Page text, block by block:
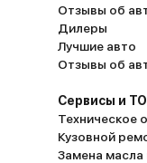
Отзывы об
Дилеры
Лучшие авто
Отзывы об
Сервисы и ТО
Техническое
Кузовной
Замена масла